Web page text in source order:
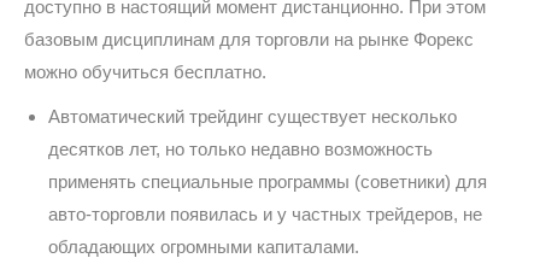
доступно в настоящий момент дистанционно. При этом
базовым дисциплинам для торговли на рынке Форекс
можно обучиться бесплатно.
Автоматический трейдинг существует несколько
десятков лет, но только недавно возможность
применять специальные программы (советники) для
авто-торговли появилась и у частных трейдеров, не
обладающих огромными капиталами.